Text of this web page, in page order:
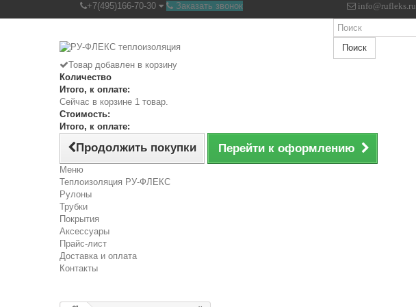
+7(495)166-70-30 Заказать звонок info@rufleks.ru
Поиск
Товар добавлен в корзину
Количество
Итого, к оплате:
Сейчас в корзине 1 товар.
Стоимость:
Итого, к оплате:
Продолжить покупки Перейти к оформлению
Меню
Теплоизоляция РУ-ФЛЕКС
Рулоны
Трубки
Покрытия
Аксессуары
Прайс-лист
Доставка и оплата
Контакты